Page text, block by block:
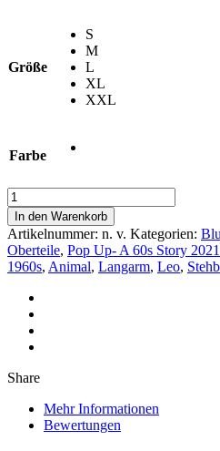
Größe
S
M
L
XL
XXL
Farbe
Tunika
»
Veruschka
«
Menge
In den Warenkorb
Artikelnummer: n. v. Kategorien:
Oberteile, Pop Up- A 60s Story
1960s, Animal, Langarm, Leo,
Share
Mehr Informationen
Bewertungen